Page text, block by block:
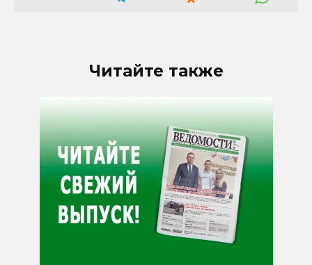
Читайте также